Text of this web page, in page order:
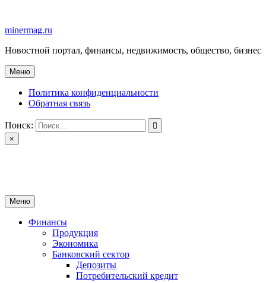
содержимому
minermag.ru
Новостной портал, финансы, недвижимость, общество, бизнес
Меню
Политика конфиденциальности
Обратная связь
Поиск:
×
Меню
Финансы
Продукция
Экономика
Банковский сектор
Депозиты
Потребительский кредит